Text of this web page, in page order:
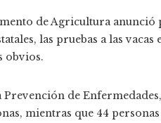
de Agricultura anunció
las pruebas a las
obvios.
de
mientras que 44